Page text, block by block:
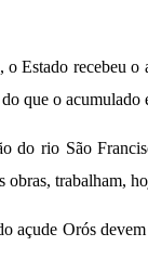
Estado recebeu
que o
do rio São
trabalham,
açude Orós